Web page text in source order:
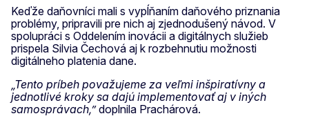
Keďže daňovníci mali s vypĺňaním daňového priznania
problémy, pripravili pre nich aj zjednodušený návod. V
spolupráci s Oddelením inovácii a digitálnych služieb
prispela Silvia Čechová aj k rozbehnutiu možnosti
digitálneho platenia dane.
„Tento príbeh považujeme za veľmi inšpiratívny a
jednotlivé kroky sa dajú implementovať aj v iných
samosprávach,”doplnila Prachárová.